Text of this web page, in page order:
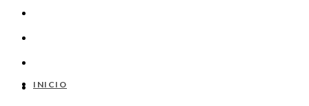
INICIO